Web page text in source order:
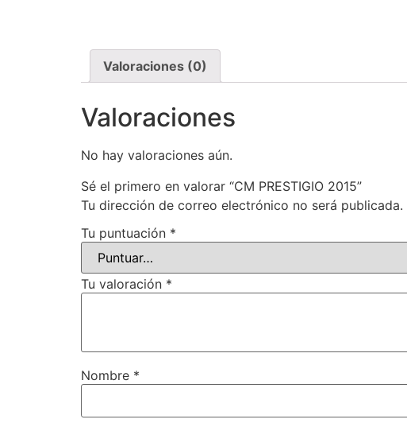
Valoraciones (0)
Valoraciones
No hay valoraciones aún.
Sé el primero en valorar “CM PRESTIGIO 2015”
Tu dirección de correo electrónico no será publicada.
Tu puntuación *
Tu valoración *
Nombre *